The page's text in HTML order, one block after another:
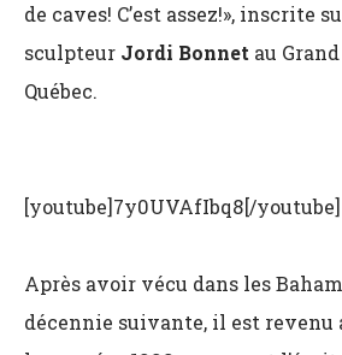
de caves! C’est assez!», inscrite
sculpteur Jordi Bonnet au
Québec.
[youtube]7y0UVAfIbq8[/youtube]
Après avoir vécu dans les
décennie suivante, il est revenu